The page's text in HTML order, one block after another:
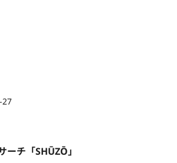
27
チ「SHŪZŌ」